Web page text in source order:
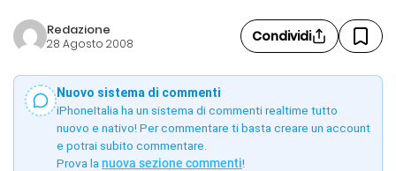
Redazione
28 Agosto 2008 Condividi
Nuovo sistema di commenti
iPhoneItalia ha un sistema di commenti realtime tutto
nuovo e nativo! Per commentare ti basta creare un account
e potrai subito commentare.
Prova la nuova sezione commenti!